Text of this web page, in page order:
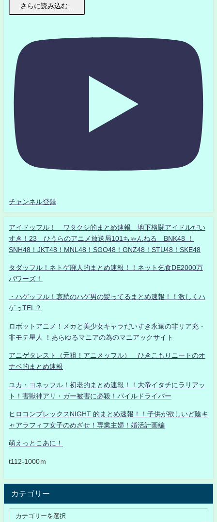
さらに読み込む...
チャンネル登録
アイドッフル！ ワタクシ的まとめ速報 地下格闘アイドルだい
すき！23 ひうらのアニメ放送局101ちゃんねる BNK48 ！
SNH48！JKT48！MNL48！SGO48！GNZ48！STU48！SKE48
タダッフル！ネトゲ廃人的まとめ速報！！ネット乞食DE2000万
パワーズ！
・ハゲッフル！哀愁のハゲ男の髪ってるまとめ速報！！激しくハ
ゲっTEL？
ロボットアニメ！メカと美少女キャラだいすき永遠の非リア充・
非モテ星人 ！あらゆるマニアの為のマニアックサイト
アニゲタレスト（元祖！アニメッフル） ひきこもりニートのオ
ナベ的まとめ速報
ユカ・ヨネッフル！初老的まとめ速報！！大帝イタチにラリアッ
ト！害獣神アリ・ガー被害に必殺！パイルドライバー
ヒロコンプレックスNIGHT 的まとめ速報！！子供が欲しいど陰キ
ャアラフィフ女子のめざせ！専業主婦！婚活計画編
萌えっとこあに！
t112-1000ｍ
カテゴリー